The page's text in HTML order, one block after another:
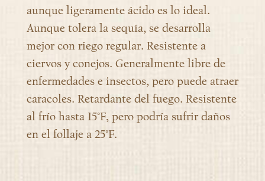
aunque ligeramente ácido es lo ideal.
Aunque tolera la sequía, se desarrolla
mejor con riego regular. Resistente a
ciervos y conejos. Generalmente libre de
enfermedades e insectos, pero puede atraer
caracoles. Retardante del fuego. Resistente
al frío hasta 15°F, pero podría sufrir daños
en el follaje a 25°F.